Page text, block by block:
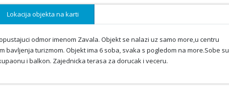
Lokacija objekta na karti
odmor imenom Zavala. Objekt se nalazi uz samo more,u centru
bavljenja turizmom. Objekt ima 6 soba, svaka s pogledom na more.Sobe su
i balkon. Zajednicka terasa za dorucak i veceru.